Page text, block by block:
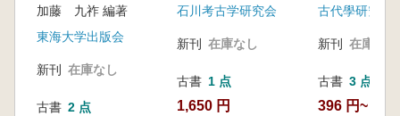
加藤 九祚 編著
東海大学出版会
新刊 在庫なし
古書 2 点
石川考古学研究会
新刊 在庫なし
古書 1 点
1,650 円
古代學研究會
新刊 在庫なし
古書 3 点
396 円~